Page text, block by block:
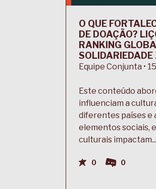
O QUE
DE DOAÇÃO?
RANKING
Equipe Conjunta •
Este conteúdo
influenciam a
diferentes países e
elementos sociais,
culturais impactam...
0 0